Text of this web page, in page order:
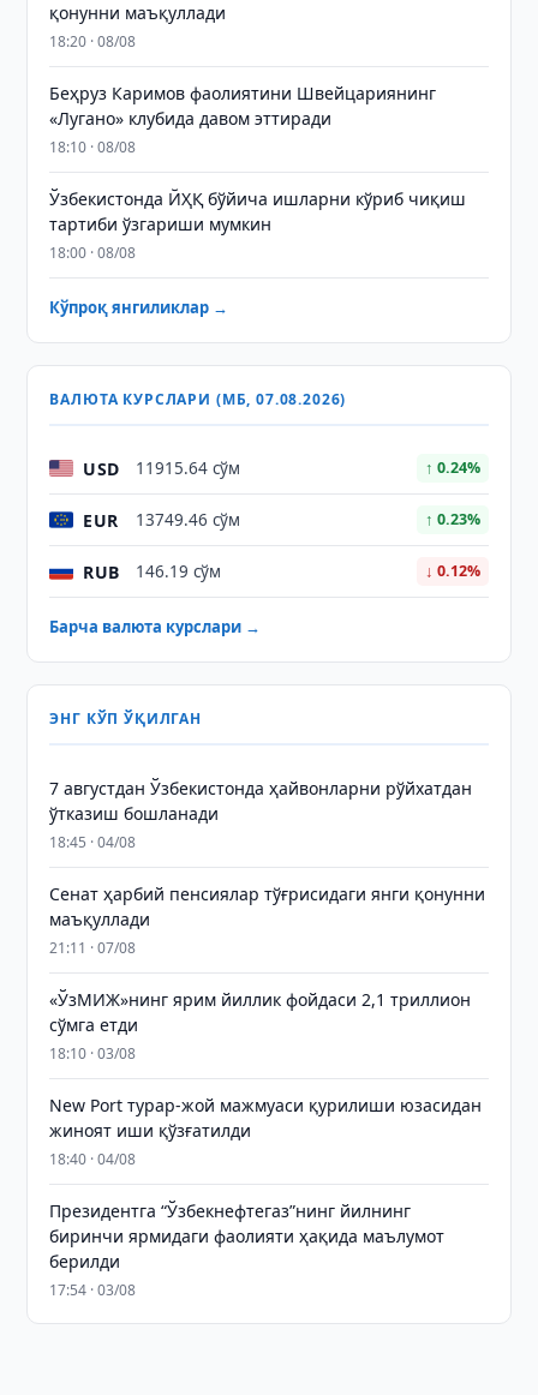
қонунни маъқуллади
18:20 · 08/08
Беҳруз Каримов фаолиятини Швейцариянинг
«Лугано» клубида давом эттиради
18:10 · 08/08
Ўзбекистонда ЙҲҚ бўйича ишларни кўриб чиқиш
тартиби ўзгариши мумкин
18:00 · 08/08
Кўпроқ янгиликлар →
ВАЛЮТА КУРСЛАРИ (МБ, 07.08.2026)
USD 11915.64 сўм ↑ 0.24%
EUR 13749.46 сўм ↑ 0.23%
RUB 146.19 сўм ↓ 0.12%
Барча валюта курслари →
ЭНГ КЎП ЎҚИЛГАН
7 августдан Ўзбекистонда ҳайвонларни рўйхатдан
ўтказиш бошланади
18:45 · 04/08
Сенат ҳарбий пенсиялар тўғрисидаги янги қонунни
маъқуллади
21:11 · 07/08
«ЎзМИЖ»нинг ярим йиллик фойдаси 2,1 триллион
сўмга етди
18:10 · 03/08
New Port турар-жой мажмуаси қурилиши юзасидан
жиноят иши қўзғатилди
18:40 · 04/08
Президентга “Ўзбекнефтегаз”нинг йилнинг
биринчи ярмидаги фаолияти ҳақида маълумот
берилди
17:54 · 03/08